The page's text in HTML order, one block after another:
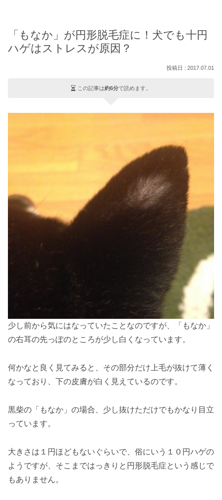
「もなか」が円形脱毛症に！犬でも十円
ハゲはストレスが原因？
2017.07.01
この記事は約6分で読めます。
少し前から気にはなっていたことなのですが、「もなか」
の右耳の先っぽのところが少し白くなっています。
何かなと良く見てみると、その部分だけ上毛が抜けて薄く
なっており、下の皮膚が白く見えているのです。
黒柴の「もなか」の場合、少し抜けただけでもかなり目立
っています。
大きさは１円ほどもないぐらいで、俗にいう１０円ハゲの
ようですが、そこまではっきりと円形脱毛症という感じで
もありません。